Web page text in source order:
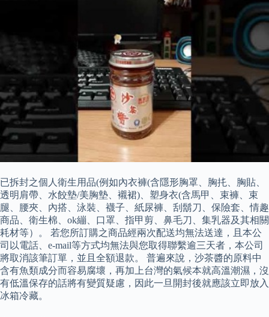
已拆封之個人衛生用品(例如內衣褲(含隱形胸罩、胸扥、胸貼、
透明肩帶、水餃墊/美胸墊、襯裙)、塑身衣(含馬甲、束褲、束
腿、腰夾、內搭、泳裝、襪子、紙尿褲、刮鬍刀、保險套、情趣
商品、衛生棉、ok繃、口罩、指甲剪、鼻毛刀、集乳器及其相關
耗材等）。 若您所訂購之商品經兩次配送均無法送達，且本公
司以電話、e-mail等方式均無法與您取得聯繫逾三天者，本公司
將取消該筆訂單，並且全額退款。 普遍來說，沙茶醬的原料中
含有魚類成分而容易腐壞，再加上台灣的氣候本就高溫潮濕，沒
有低溫保存的話將有變質疑慮，因此一旦開封後就應該立即放入
冰箱冷藏。